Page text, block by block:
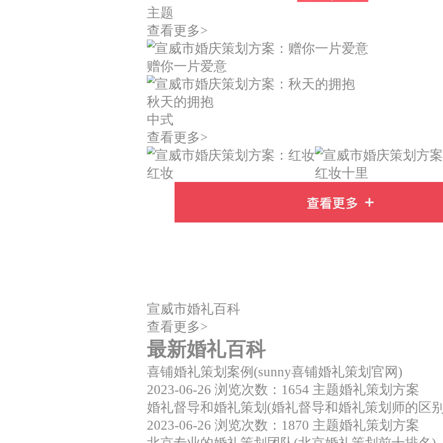
主题
查看更多>
赠你一片爱意
秋天的拥抱
中式
查看更多>
红妆 红妆十里
宣威市婚礼百科
查看更多>
最新婚礼百科
喜铺婚礼策划案例(sunny喜铺婚礼策划官网)
2023-06-26 浏览次数：1654 主题婚礼策划方案
婚礼督导和婚礼策划(婚礼督导和婚礼策划师的区
2023-06-26 浏览次数：1870 主题婚礼策划方案